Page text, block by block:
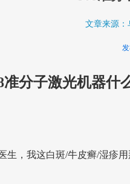
文章来源：
准分子激光机器什
生，我这白斑/牛皮癣/湿疹